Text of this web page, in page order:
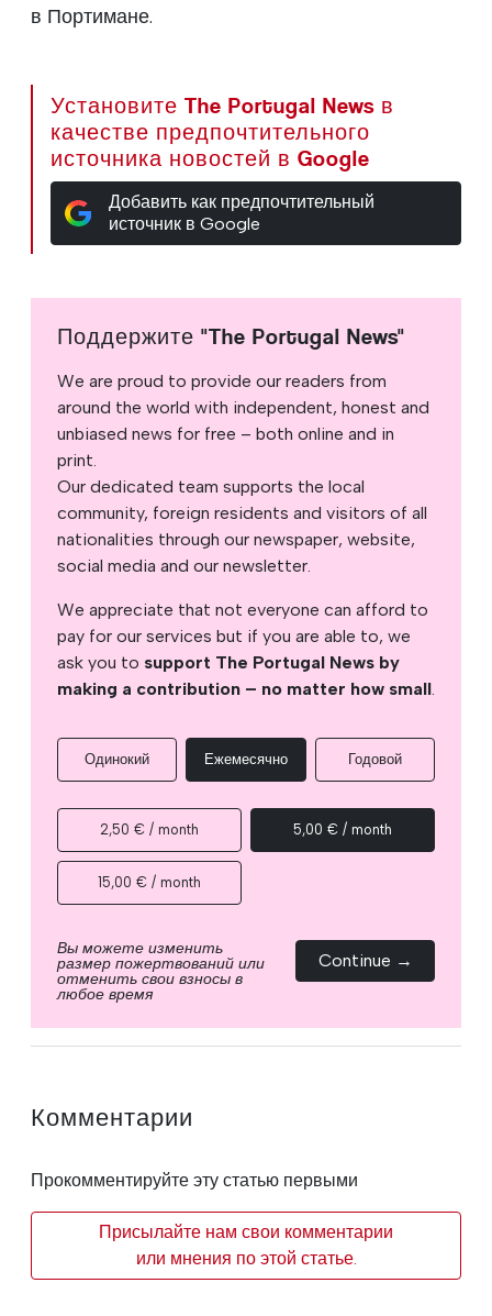
в Портимане.
Установите The Portugal News в
качестве предпочтительного
источника новостей в Google
Добавить как предпочтительный
источник в Google
Поддержите "The Portugal News"
We are proud to provide our readers from
around the world with independent, honest and
unbiased news for free – both online and in
print.
Our dedicated team supports the local
community, foreign residents and visitors of all
nationalities through our newspaper, website,
social media and our newsletter.
We appreciate that not everyone can afford to
pay for our services but if you are able to, we
ask you to support The Portugal News by
making a contribution – no matter how small.
Одинокий Ежемесячно Годовой
2,50 € / month 5,00 € / month
15,00 € / month
Вы можете изменить
размер пожертвований или
отменить свои взносы в
любое время
Continue →
Комментарии
Прокомментируйте эту статью первыми
Присылайте нам свои комментарии
или мнения по этой статье.